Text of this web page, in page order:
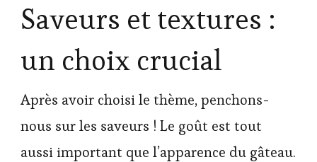
Saveurs et textures :
un choix crucial
Après avoir choisi le thème, penchons-
nous sur les saveurs ! Le goût est tout
aussi important que l’apparence du gâteau.